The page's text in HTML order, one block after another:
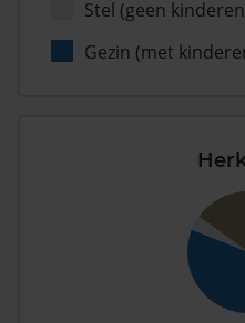
Stel (geen
Gezin (met